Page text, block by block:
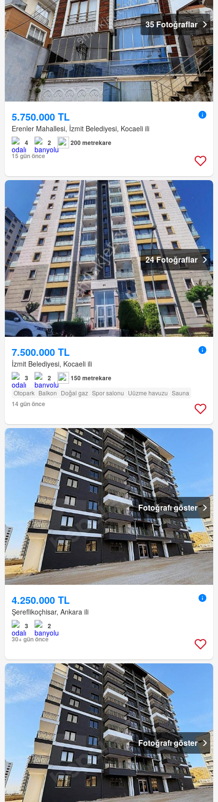
35 Fotoğraflar
5.750.000 TL
Erenler Mahallesi, İzmit Belediyesi, Kocaeli ili
4 2
200 metrekare
15 gün önce
24 Fotoğraflar
7.500.000 TL
İzmit Belediyesi, Kocaeli ili
3 2 150 metrekare
Otopark Balkon Doğal gaz Spor salonu Uüzme havuzu Sauna
14 gün önce
Fotoğrafı göster
4.250.000 TL
Şereflikoçhisar, Ankara ili
3
2
30+ gün önce
Fotoğrafı göster